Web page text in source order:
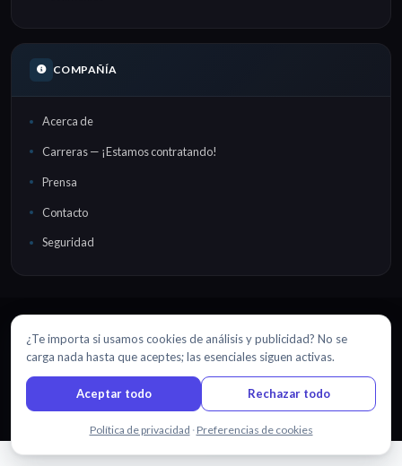
COMPAÑÍA
Acerca de
Carreras — ¡Estamos contratando!
Prensa
Contacto
Seguridad
EN · DA · DE · ES · FR · 日本語 · NL · PT · RU · TR · 中文
© 2026 Sonix, Inc.|Hecho con inBrooklyn, NYC
Iniciar sesión Mapa del sitio Política de privacidad
Chatea con nosotros
¿Te importa si usamos cookies de análisis y publicidad? No se
carga nada hasta que aceptes; las esenciales siguen activas.
Aceptar todo Rechazar todo
Política de privacidad · Preferencias de cookies